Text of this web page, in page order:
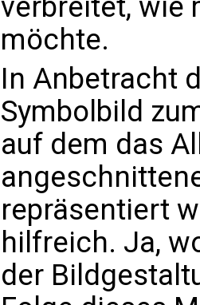
möchte.
In Anbetracht
Symbolbild
auf dem das
repräsentiert
hilfreich. Ja,
der